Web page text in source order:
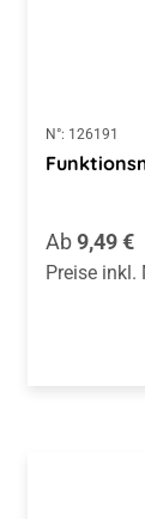
N°: 126191
Regulärer
Ab9,49 €
Preise inkl.